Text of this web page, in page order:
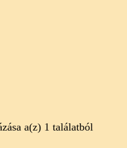
a(z) 1 találatból